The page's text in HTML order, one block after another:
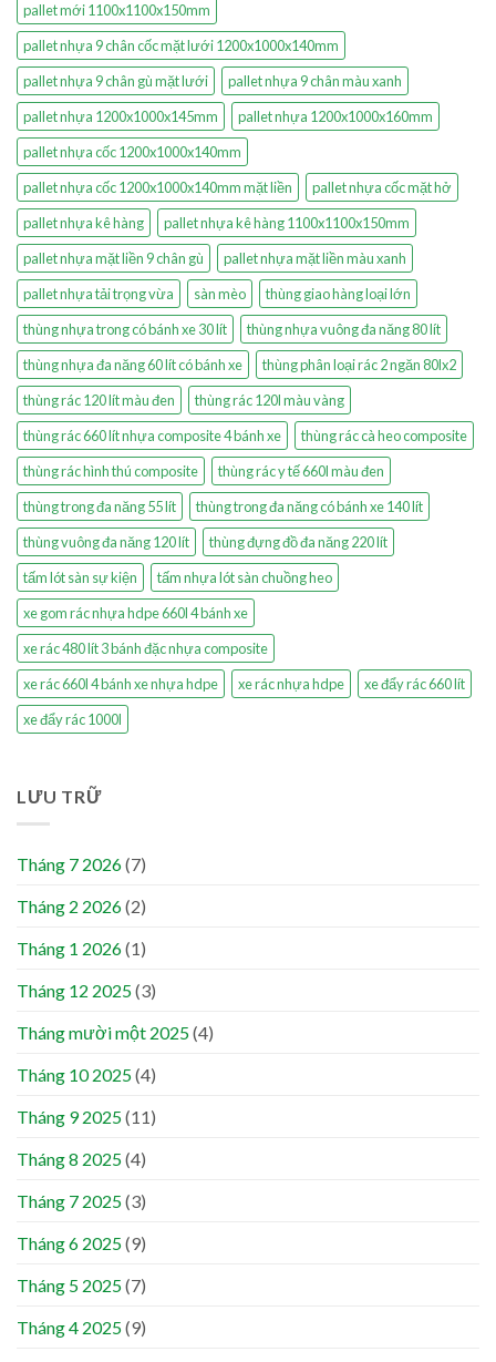
pallet mới 1100x1100x150mm
pallet nhựa 9 chân cốc mặt lưới 1200x1000x140mm
pallet nhựa 9 chân gù mặt lưới
pallet nhựa 9 chân màu xanh
pallet nhựa 1200x1000x145mm
pallet nhựa 1200x1000x160mm
pallet nhựa cốc 1200x1000x140mm
pallet nhựa cốc 1200x1000x140mm mặt liền
pallet nhựa cốc mặt hở
pallet nhựa kê hàng
pallet nhựa kê hàng 1100x1100x150mm
pallet nhựa mặt liền 9 chân gù
pallet nhựa mặt liền màu xanh
pallet nhựa tải trọng vừa
sàn mèo
thùng giao hàng loại lớn
thùng nhựa trong có bánh xe 30 lít
thùng nhựa vuông đa năng 80 lít
thùng nhựa đa năng 60 lít có bánh xe
thùng phân loại rác 2 ngăn 80lx2
thùng rác 120 lít màu đen
thùng rác 120l màu vàng
thùng rác 660 lít nhựa composite 4 bánh xe
thùng rác cà heo composite
thùng rác hình thú composite
thùng rác y tế 660l màu đen
thùng trong đa năng 55 lít
thùng trong đa năng có bánh xe 140 lít
thùng vuông đa năng 120 lít
thùng đựng đồ đa năng 220 lít
tấm lót sàn sự kiện
tấm nhựa lót sàn chuồng heo
xe gom rác nhựa hdpe 660l 4 bánh xe
xe rác 480 lít 3 bánh đặc nhựa composite
xe rác 660l 4 bánh xe nhựa hdpe
xe rác nhựa hdpe
xe đẩy rác 660 lít
xe đẩy rác 1000l
LƯU TRỮ
Tháng 7 2026(7)
Tháng 2 2026(2)
Tháng 1 2026(1)
Tháng 12 2025(3)
Tháng mười một 2025(4)
Tháng 10 2025(4)
Tháng 9 2025(11)
Tháng 8 2025(4)
Tháng 7 2025(3)
Tháng 6 2025(9)
Tháng 5 2025(7)
Tháng 4 2025(9)